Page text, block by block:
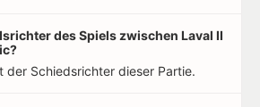
des Spiels zwischen Laval II
der Schiedsrichter dieser Partie.